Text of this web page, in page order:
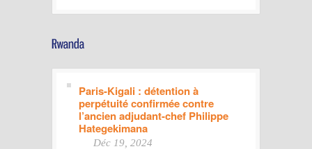
Paris-Kigali : détention à
perpétuité confirmée contre
l’ancien adjudant-chef Philippe
Hategekimana
Déc 19, 2024